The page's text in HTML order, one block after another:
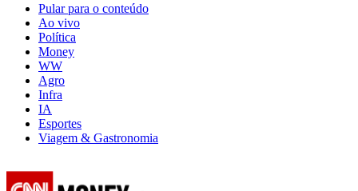
Pular para o conteúdo
Ao vivo
Política
Money
WW
Agro
Infra
IA
Esportes
Viagem & Gastronomia